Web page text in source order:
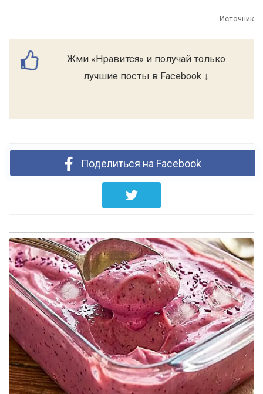
Источник
Жми «Нравится» и получай только
лучшие посты в Facebook ↓
Поделиться на Facebook